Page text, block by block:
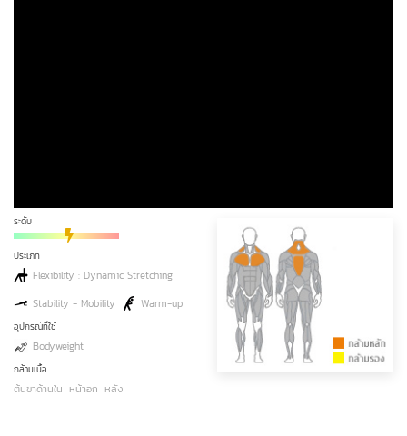
ระดับ
ประเภท
Flexibility : Dynamic Stretching
Stability - Mobility
Warm-up
อุปกรณ์ที่ใช้
Bodyweight
กล้ามเนื้อ
ต้นขาด้านใน หน้าอก หลัง